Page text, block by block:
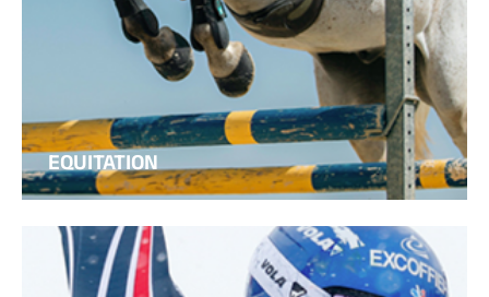
EQUITATION